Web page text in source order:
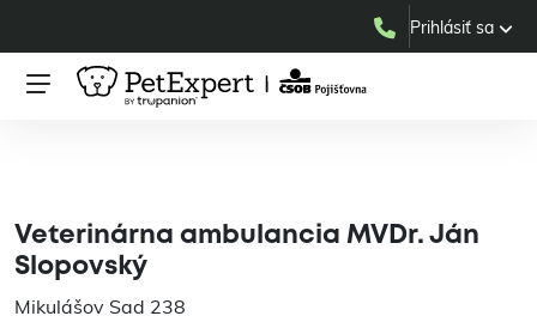
Prihlásiť sa
Veterinárna ambulancia MVDr. Ján
Slopovský
Mikulášov Sad 238